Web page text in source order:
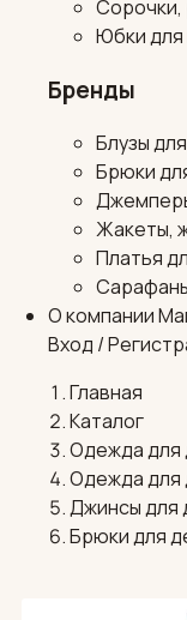
Сорочки,
Юбки для
Бренды
Блузы
Брюки
Жакеты,
Платья
О компании
Вход /
Главная
Каталог
Одежда для
Одежда для
Джинсы для
Брюки для